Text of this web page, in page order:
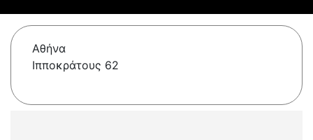
Αθήνα
Ιπποκράτους 62